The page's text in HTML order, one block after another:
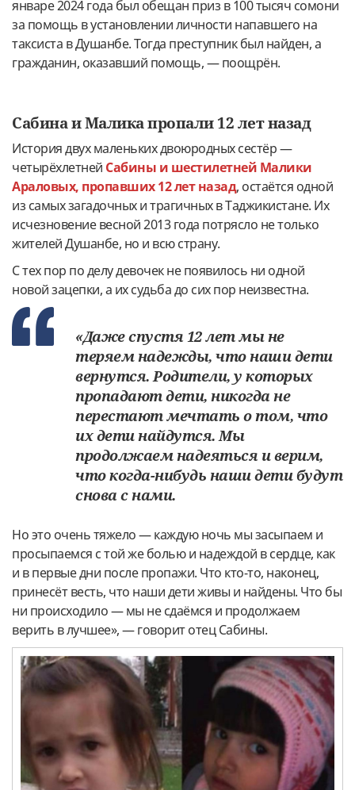
январе 2024 года был обещан приз в 100 тысяч сомони
за помощь в установлении личности напавшего на
таксиста в Душанбе. Тогда преступник был найден, а
гражданин, оказавший помощь, — поощрён.
Сабина и Малика пропали 12 лет назад
История двух маленьких двоюродных сестёр —
четырёхлетней Сабины и шестилетней Малики
Араловых, пропавших 12 лет назад, остаётся одной
из самых загадочных и трагичных в Таджикистане. Их
исчезновение весной 2013 года потрясло не только
жителей Душанбе, но и всю страну.
С тех пор по делу девочек не появилось ни одной
новой зацепки, а их судьба до сих пор неизвестна.
«Даже спустя 12 лет мы не
теряем надежды, что наши дети
вернутся. Родители, у которых
пропадают дети, никогда не
перестают мечтать о том, что
их дети найдутся. Мы
продолжаем надеяться и верим,
что когда-нибудь наши дети будут
снова с нами.
Но это очень тяжело — каждую ночь мы засыпаем и
просыпаемся с той же болью и надеждой в сердце, как
и в первые дни после пропажи. Что кто-то, наконец,
принесёт весть, что наши дети живы и найдены. Что бы
ни происходило — мы не сдаёмся и продолжаем
верить в лучшее», — говорит отец Сабины.